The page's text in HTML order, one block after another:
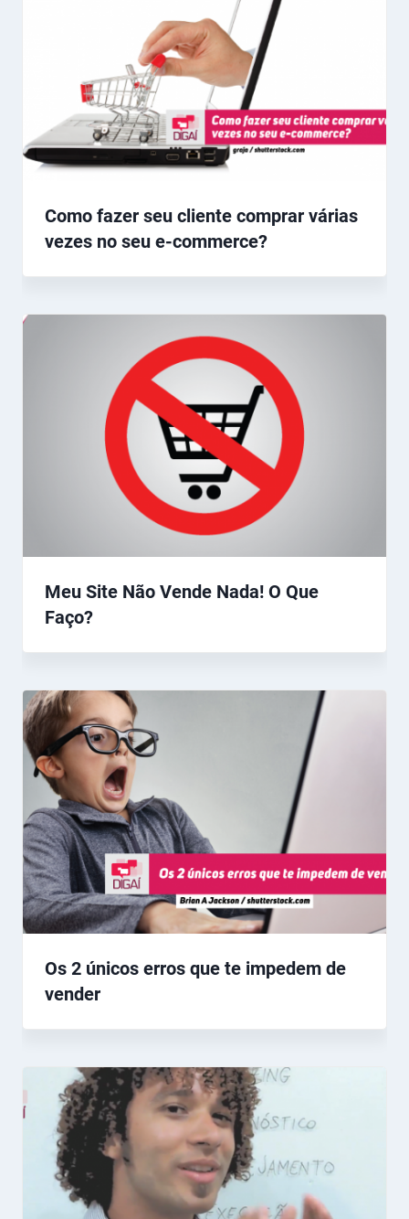
Como fazer seu cliente comprar várias
vezes no seu e-commerce?
Meu Site Não Vende Nada! O Que
Faço?
Os 2 únicos erros que te impedem de
vender